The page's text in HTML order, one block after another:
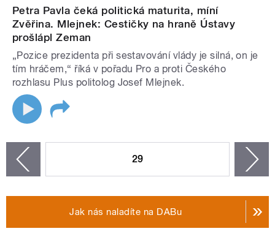
Petra Pavla čeká politická maturita, míní
Zvěřina. Mlejnek: Cestičky na hraně Ústavy
prošlápl Zeman
„Pozice prezidenta při sestavování vlády je silná, on je
tím hráčem,“ říká v pořadu Pro a proti Českého
rozhlasu Plus politolog Josef Mlejnek.
29
Jak nás naladíte na DABu